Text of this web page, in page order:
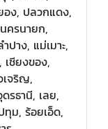
อง, ปลวกแดง,
ครนายก,
ปาง, แม่เมาะ,
เชียงของ,
เจริญ,
รธานี, เลย,
ม, ร้อยเอ็ด,